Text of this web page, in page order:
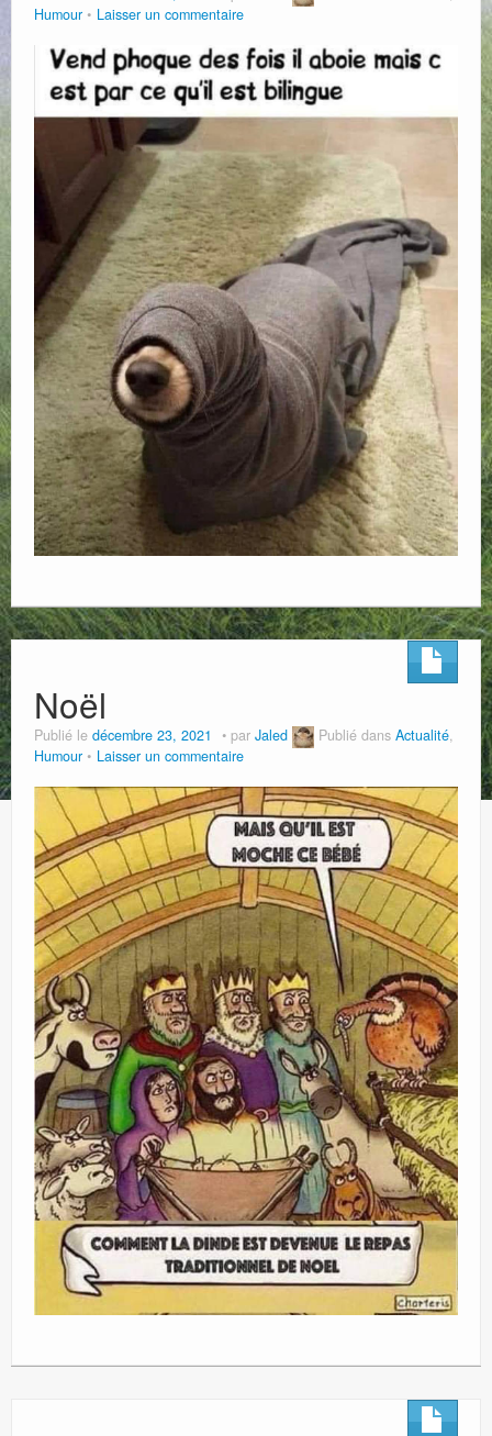
Web
Humour
Laisser un commentaire
Noël
Publié le décembre 23, 2021 par Jaled Publié dans Actualité,
Humour
Laisser un commentaire